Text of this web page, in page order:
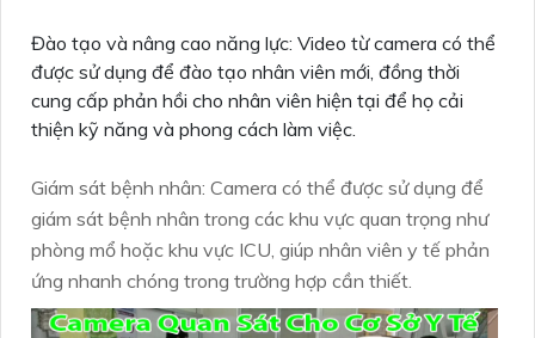
Đào tạo và nâng cao năng lực: Video từ camera có thể
được sử dụng để đào tạo nhân viên mới, đồng thời
cung cấp phản hồi cho nhân viên hiện tại để họ cải
thiện kỹ năng và phong cách làm việc.
Giám sát bệnh nhân: Camera có thể được sử dụng để
giám sát bệnh nhân trong các khu vực quan trọng như
phòng mổ hoặc khu vực ICU, giúp nhân viên y tế phản
ứng nhanh chóng trong trường hợp cần thiết.